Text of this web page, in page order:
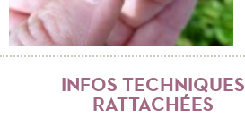
INFOS TECHNIQUES
RATTACHÉES